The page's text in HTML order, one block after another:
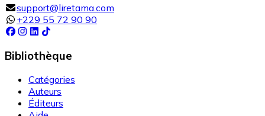
support@liretama.com
+229 55 72 90 90
Bibliothèque
Catégories
Auteurs
Éditeurs